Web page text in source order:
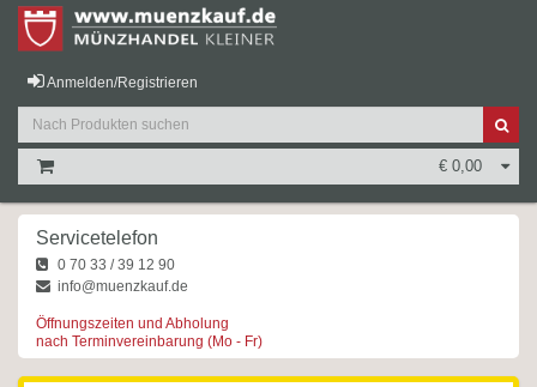
Anmelden/Registrieren
€ 0,00
Servicetelefon
0 70 33 / 39 12 90
info@muenzkauf.de
Öffnungszeiten und Abholung
nach Terminvereinbarung (Mo - Fr)